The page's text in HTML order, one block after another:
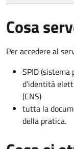
Cosa
Per accedere al
SPID
d’identità
(CNS)
tutta la
della pratica.